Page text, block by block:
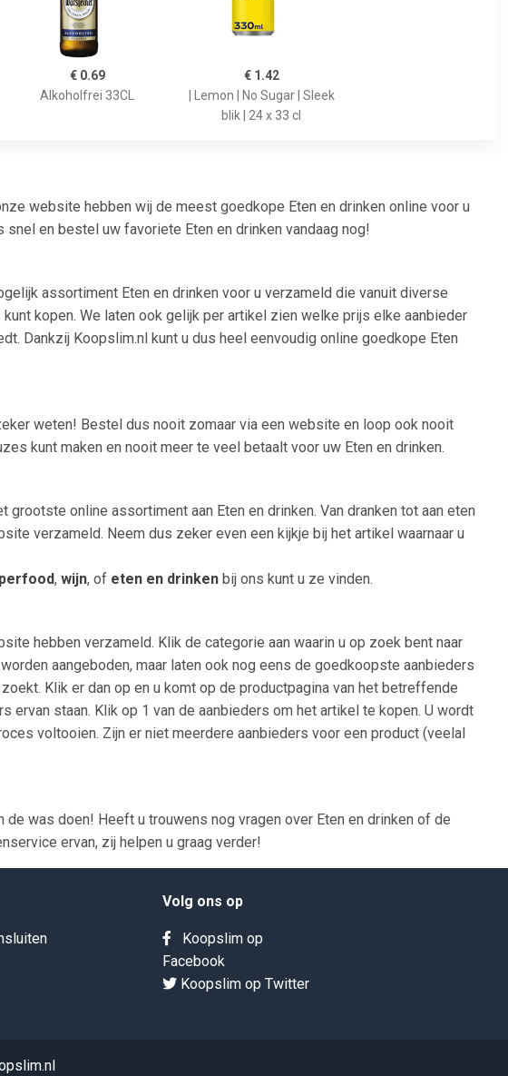
€ 0.69
Alkoholfrei 33CL
€ 1.42
| Lemon | No Sugar | Sleek
blik | 24 x 33 cl
website hebben wij de meest goedkope Eten en drinken online voor u
en bestel uw favoriete Eten en drinken vandaag nog!
assortiment Eten en drinken voor u verzameld die vanuit diverse
kopen. We laten ook gelijk per artikel zien welke prijs elke aanbieder
Dankzij Koopslim.nl kunt u dus heel eenvoudig online goedkope Eten
weten! Bestel dus nooit zomaar via een website en loop ook nooit
kunt maken en nooit meer te veel betaalt voor uw Eten en drinken.
online assortiment aan Eten en drinken. Van dranken tot aan eten
verzameld. Neem dus zeker even een kijkje bij het artikel waarnaar u
, wijn, of eten en drinken bij ons kunt u ze vinden.
hebben verzameld. Klik de categorie aan waarin u op zoek bent naar
aangeboden, maar laten ook nog eens de goedkoopste aanbieders
Klik er dan op en u komt op de productpagina van het betreffende
staan. Klik op 1 van de aanbieders om het artikel te kopen. U wordt
voltooien. Zijn er niet meerdere aanbieders voor een product (veelal
was doen! Heeft u trouwens nog vragen over Eten en drinken of de
ervan, zij helpen u graag verder!
Volg ons op
Koopslim op
Facebook
Koopslim op Twitter